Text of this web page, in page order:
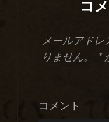
コ
メールアドレ
りません。
*
コメント